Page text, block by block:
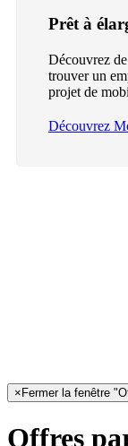
Prêt à
Découvrez
trouver un
projet de
Découvrez
× Fermer la fenêtre
Offres